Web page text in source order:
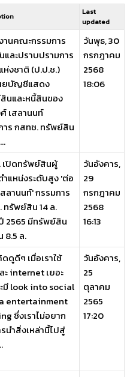
Last
updated
านคณะกรรมการ
และปราบปรามการ
ห่งชาติ (ป.ป.ช.)
ยบัญชีแสดง
นและหนี้สินของ
เสลานนท์
าร กสทช. ทรัพย์สิน
วันพุธ, 30
กรกฎาคม
2568
18:06
เปิดทรัพย์สินผู้
ำแหน่งระดับสูง 'ต่อ
ลานนท์' กรรมการ
ทรัพย์สิน 14 ล.
2565 มีทรัพย์สิน
8.5 ล.
วันอังคาร,
29
กรกฎาคม
2568
16:13
ดูดีๆ เมื่อเราใช้
ะ internet เยอะ
ะมี look into social
entertainment
ซึ่งเราไม่อยาก
นำสิ่งเหล่านี้ไปสู่
วันอังคาร,
25
ตุลาคม
2565
17:20